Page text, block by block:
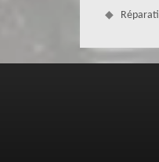
Ayez
proximité de
nos